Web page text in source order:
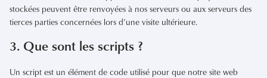
stockées peuvent être renvoyées à nos serveurs ou aux serveurs des
tierces parties concernées lors d’une visite ultérieure.
3. Que sont les scripts ?
Un script est un élément de code utilisé pour que notre site web